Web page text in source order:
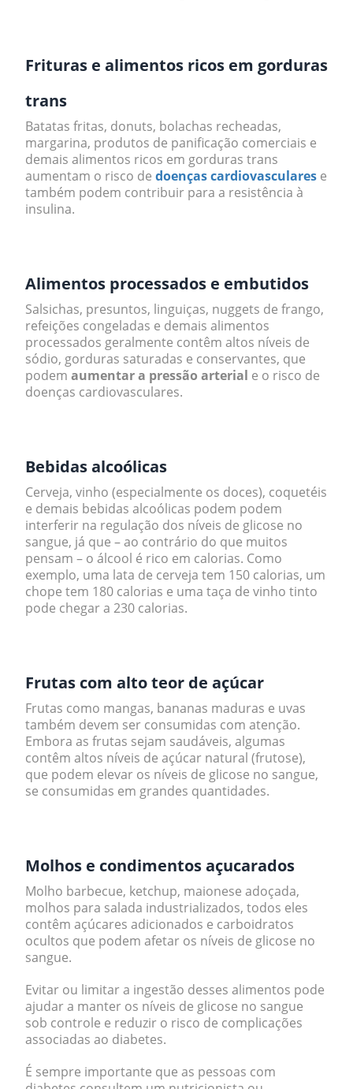
Frituras e alimentos ricos em gorduras
trans
Batatas fritas, donuts, bolachas recheadas,
margarina, produtos de panificação comerciais e
demais alimentos ricos em gorduras trans
aumentam o risco de doenças cardiovasculares e
também podem contribuir para a resistência à
insulina.
Alimentos processados e embutidos
Salsichas, presuntos, linguiças, nuggets de frango,
refeições congeladas e demais alimentos
processados geralmente contêm altos níveis de
sódio, gorduras saturadas e conservantes, que
podem aumentar a pressão arterial e o risco de
doenças cardiovasculares.
Bebidas alcoólicas
Cerveja, vinho (especialmente os doces), coquetéis
e demais bebidas alcoólicas podem podem
interferir na regulação dos níveis de glicose no
sangue, já que – ao contrário do que muitos
pensam – o álcool é rico em calorias. Como
exemplo, uma lata de cerveja tem 150 calorias, um
chope tem 180 calorias e uma taça de vinho tinto
pode chegar a 230 calorias.
Frutas com alto teor de açúcar
Frutas como mangas, bananas maduras e uvas
também devem ser consumidas com atenção.
Embora as frutas sejam saudáveis, algumas
contêm altos níveis de açúcar natural (frutose),
que podem elevar os níveis de glicose no sangue,
se consumidas em grandes quantidades.
Molhos e condimentos açucarados
Molho barbecue, ketchup, maionese adoçada,
molhos para salada industrializados, todos eles
contêm açúcares adicionados e carboidratos
ocultos que podem afetar os níveis de glicose no
sangue.
Evitar ou limitar a ingestão desses alimentos pode
ajudar a manter os níveis de glicose no sangue
sob controle e reduzir o risco de complicações
associadas ao diabetes.
É sempre importante que as pessoas com